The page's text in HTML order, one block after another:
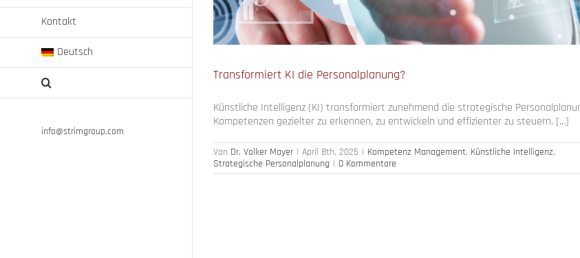
Kontakt
Deutsch
info@strimgroup.com
Transformiert KI die Personalplanung?
Künstliche Intelligenz (KI) transformiert zunehmend die strategische
Kompetenzen gezielter zu erkennen, zu entwickeln und effizienter zu steuern. […]
Von Dr. Volker Mayer | April 8th, 2025 | Kompetenz Management, Künstliche Intelligenz,
Strategische Personalplanung | 0 Kommentare